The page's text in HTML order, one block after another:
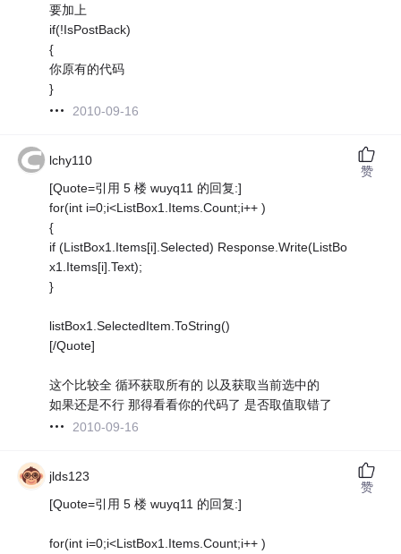
要加上
if(!IsPostBack)
{
你原有的代码
}
2010-09-16
lchy110
[Quote=引用 5 楼 wuyq11 的回复:]
for(int i=0;i<ListBox1.Items.Count;i++ )
{
if (ListBox1.Items[i].Selected) Response.Write(ListBo
x1.Items[i].Text);
}
listBox1.SelectedItem.ToString()
[/Quote]
这个比较全 循环获取所有的 以及获取当前选中的
如果还是不行 那得看看你的代码了 是否取值取错了
2010-09-16
赞
jlds123
[Quote=引用 5 楼 wuyq11 的回复:]
for(int i=0;i<ListBox1.Items.Count;i++ )
赞